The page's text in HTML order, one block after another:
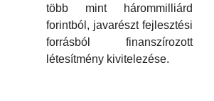
több mint hárommilliárd
forintból, javarészt fejlesztési
forrásból finanszírozott
létesítmény kivitelezése.